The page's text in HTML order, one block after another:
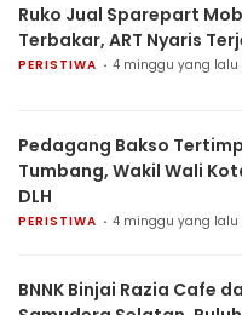
Ruko Jual Sparepart
Terbakar, ART Nyaris
PERISTIWA 4 minggu yang lalu
Pedagang Bakso
Tumbang, Wakil Wali
DLH
PERISTIWA 4 minggu yang lalu
BNNK Binjai Razia Cafe